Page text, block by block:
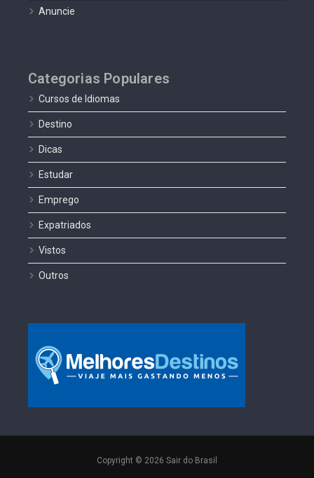
Anuncie
Categorias Populares
Cursos de Idiomas
Destino
Dicas
Estudar
Emprego
Expatriados
Vistos
Outros
Copyright © 2026 Sair do Brasil